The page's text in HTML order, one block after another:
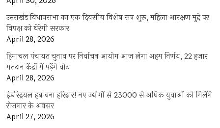
उत्तराखंड विधानसभा का एक दिवसीय विशेष सत्र शुरू, महिला आरक्षण मुद्दे पर
विपक्ष को घेरेगी सरकार
April 28, 2026
हिमाचल पंचायत चुनाव पर निर्वाचन आयोग आज लेगा अहम निर्णय, 22 हजार
मतदान केंद्रों में पड़ेंगे वोट
April 28, 2026
इंडस्ट्रियल हब बना हरिद्वार! नए उद्योगों से 23000 से अधिक युवाओं को मिलेंगे
रोजगार के अवसर
April 27, 2026